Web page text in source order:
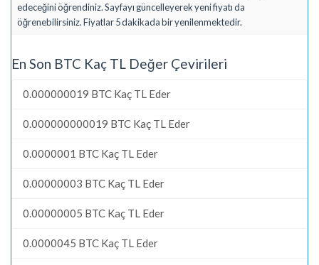
edeceğini öğrendiniz. Sayfayı güncelleyerek yeni fiyatı da
öğrenebilirsiniz. Fiyatlar 5 dakikada bir yenilenmektedir.
En Son BTC Kaç TL Değer Çevirileri
0.000000019 BTC Kaç TL Eder
0.000000000019 BTC Kaç TL Eder
0.0000001 BTC Kaç TL Eder
0.00000003 BTC Kaç TL Eder
0.00000005 BTC Kaç TL Eder
0.0000045 BTC Kaç TL Eder